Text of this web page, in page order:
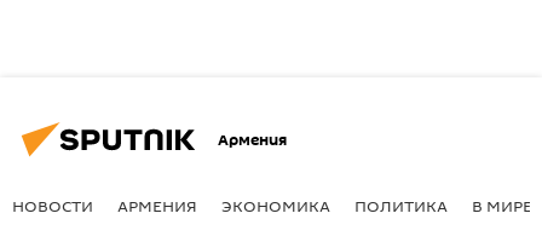
Армения
НОВОСТИ АРМЕНИЯ ЭКОНОМИКА ПОЛИТИКА В МИРЕ